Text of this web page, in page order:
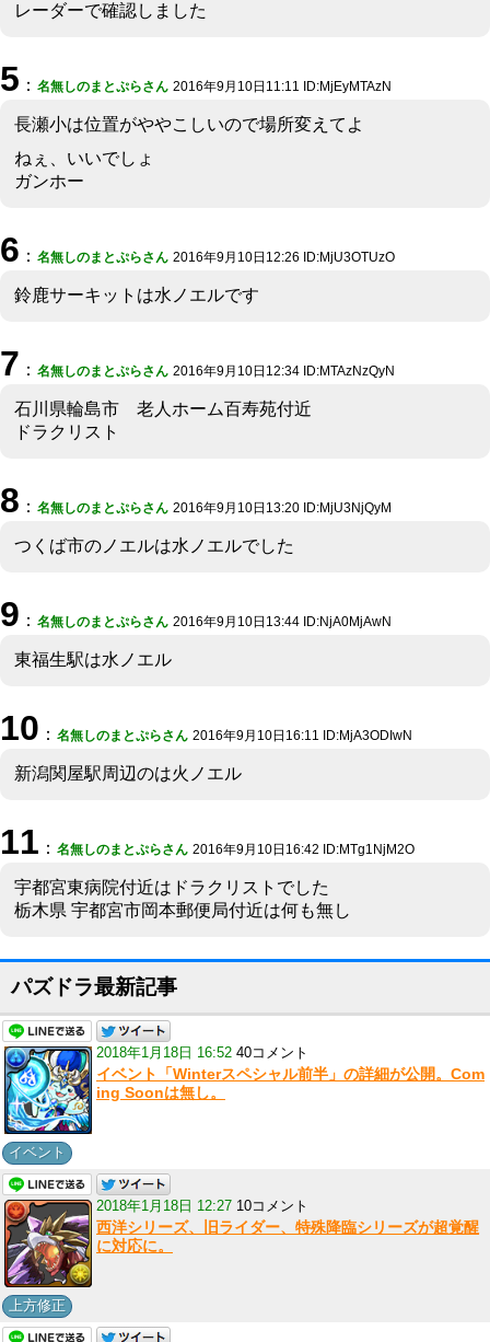
レーダーで確認しました
5 ： 名無しのまとぷらさん 2016年9月10日11:11 ID:MjEyMTAzN
長瀬小は位置がややこしいので場所変えてよ
ねぇ、いいでしょ
ガンホー
6 ： 名無しのまとぷらさん 2016年9月10日12:26 ID:MjU3OTUzO
鈴鹿サーキットは水ノエルです
7 ： 名無しのまとぷらさん 2016年9月10日12:34 ID:MTAzNzQyN
石川県輪島市 老人ホーム百寿苑付近
ドラクリスト
8 ： 名無しのまとぷらさん 2016年9月10日13:20 ID:MjU3NjQyM
つくば市のノエルは水ノエルでした
9 ： 名無しのまとぷらさん 2016年9月10日13:44 ID:NjA0MjAwN
東福生駅は水ノエル
10 ： 名無しのまとぷらさん 2016年9月10日16:11 ID:MjA3ODIwN
新潟関屋駅周辺のは火ノエル
11 ： 名無しのまとぷらさん 2016年9月10日16:42 ID:MTg1NjM2O
宇都宮東病院付近はドラクリストでした
栃木県 宇都宮市岡本郵便局付近は何も無し
パズドラ最新記事
2018年1月18日 16:52 40コメント
イベント「Winterスペシャル前半」の詳細が公開。Com
ing Soonは無し。
イベント
2018年1月18日 12:27 10コメント
西洋シリーズ、旧ライダー、特殊降臨シリーズが超覚醒
に対応に。
上方修正